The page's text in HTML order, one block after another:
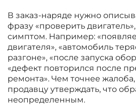
В заказ-наряде нужно
фразу «проверить
симптом. Например:
двигателя», «автомобиль
разгоне», «после запуска
«дефект повторился после
ремонта». Чем точнее
продавцу утверждать, что
неопределенным.